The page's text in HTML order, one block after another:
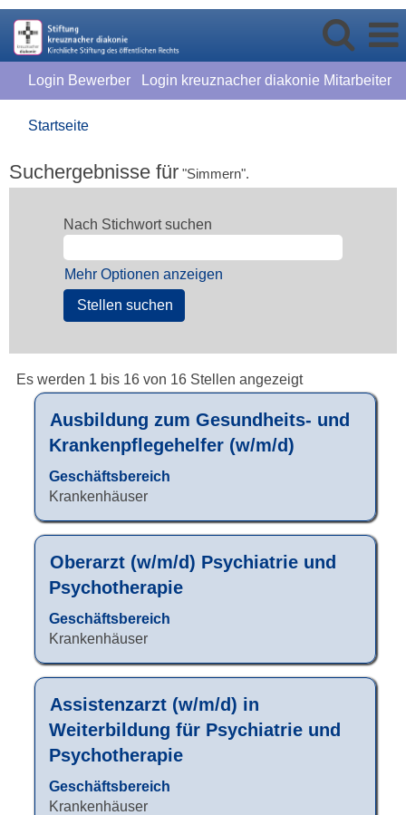
Login Bewerber Login kreuznacher diakonie Mitarbeiter
Startseite
Suchergebnisse für "Simmern".
Nach Stichwort suchen
Mehr Optionen anzeigen
Es werden 1 bis 16 von 16 Stellen angezeigtSuchergebnisse
für
"Simmern".
16
von
16
Tabulatortaste,
die
Stellenbezeichnung
Ausbildung zum Gesundheits- und
Krankenpflegehelfer (w/m/d)
Geschäftsbereich
Krankenhäuser
Drücken
Sie
die
Leertaste,
um
Stelleninformationen
vollständig
Stellenbezeichnung
Oberarzt (w/m/d) Psychiatrie und
Psychotherapie
Geschäftsbereich
Krankenhäuser
Drücken
Sie
die
Leertaste,
um
Stelleninformationen
vollständig
Stellenbezeichnung
Assistenzarzt (w/m/d) in
Weiterbildung für Psychiatrie und
Psychotherapie
Geschäftsbereich
Krankenhäuser
Drücken
Sie
die
Leertaste,
um
die